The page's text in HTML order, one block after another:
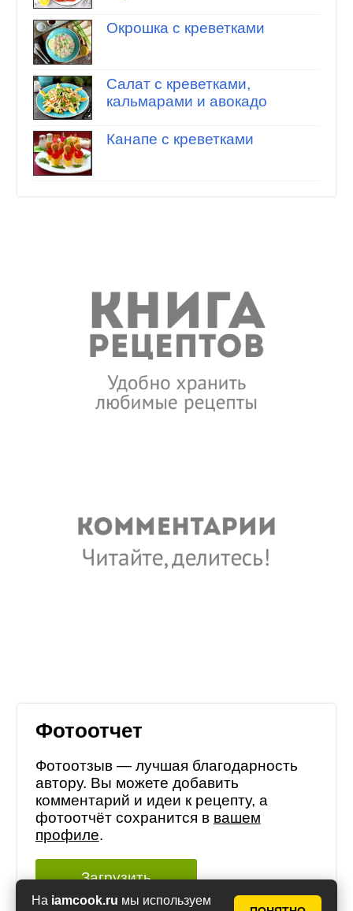
На iamcook.ru мы используем
Окрошка с креветками
Салат с креветками,
кальмарами и авокадо
Канапе с креветками
Фотоотчет
Фотоотзыв — лучшая благодарность
автору. Вы можете добавить
комментарий и идеи к рецепту, а
фотоотчёт сохранится в вашем
профиле.
Загрузить